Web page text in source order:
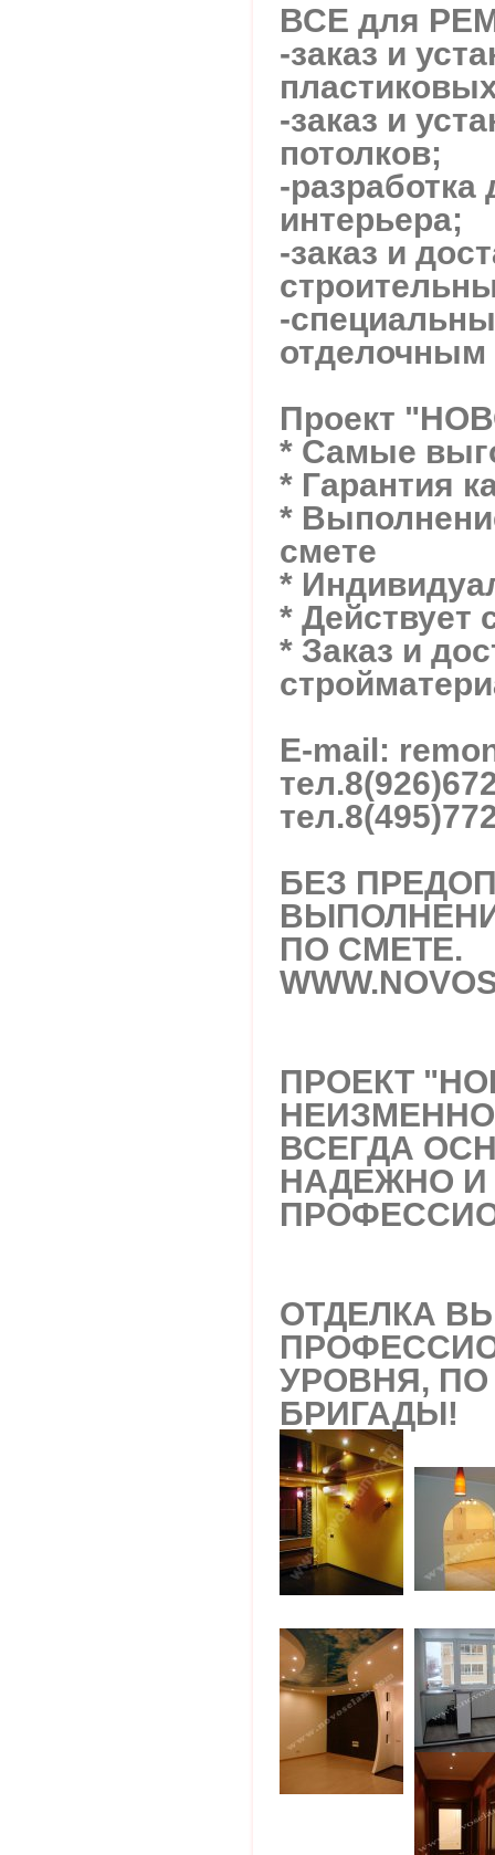
ВСЕ для
-заказ и
-заказ и
потолков;
-разработка
интерьера;
-заказ и
-
отделочным
Проект
* Самые
* Гарантия
*
смете
*
* Действует
* Заказ и
E-mail:
тел.
тел.
БЕЗ
ПО СМЕТЕ.
ПРОЕКТ
ВСЕГДА
НАДЕЖНО И
ОТДЕЛКА
УРОВНЯ,
БРИГАДЫ!